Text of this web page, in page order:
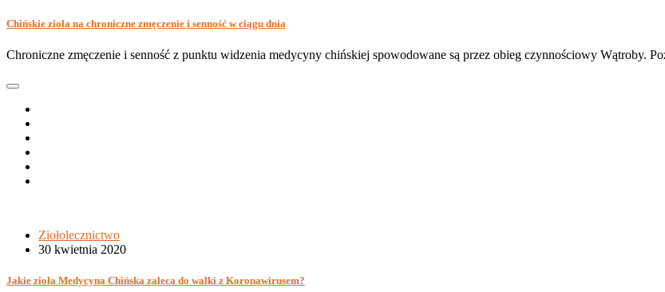
Chińskie zioła na chroniczne zmęczenie i senność w ciągu dnia
Chroniczne zmęczenie i senność z punktu widzenia medycyny chińskiej spowodowane są przez obieg czynnościowy Wątroby.
Ziołolecznictwo
30 kwietnia 2020
Jakie zioła Medycyna Chińska zaleca do walki z Koronawirusem?